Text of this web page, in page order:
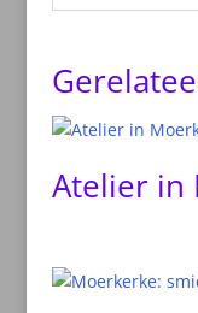
Atelier in